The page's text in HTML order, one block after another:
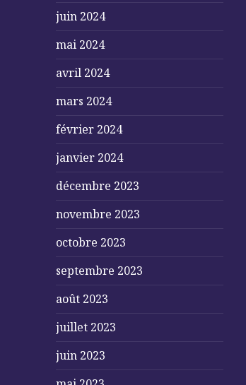
juin 2024
mai 2024
avril 2024
mars 2024
février 2024
janvier 2024
décembre 2023
novembre 2023
octobre 2023
septembre 2023
août 2023
juillet 2023
juin 2023